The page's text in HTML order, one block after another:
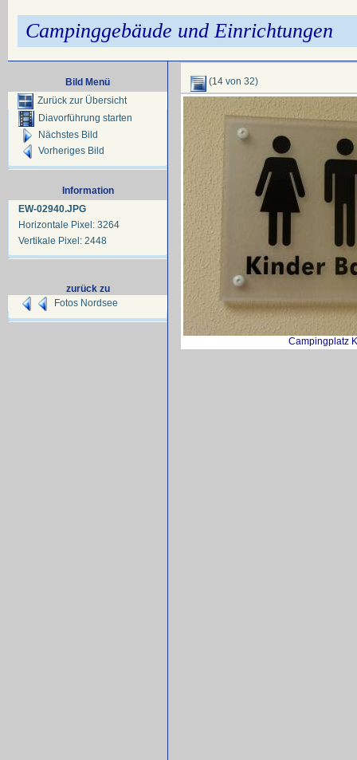
Campinggebäude und Einrichtungen
Bild Menü
Zurück zur Übersicht
Diavorführung starten
Nächstes Bild
Vorheriges Bild
Information
EW-02940.JPG
Horizontale Pixel: 3264
Vertikale Pixel: 2448
zurück zu
Fotos Nordsee
(14 von 32)
Campingplatz